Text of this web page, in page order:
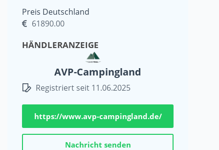
Preis Deutschland
61890.00
HÄNDLERANZEIGE
AVP-Campingland
Registriert seit 11.06.2025
https://www.avp-campingland.de/
Nachricht senden